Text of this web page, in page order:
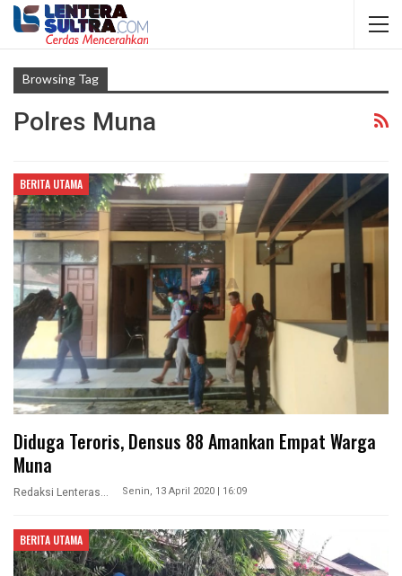
Browsing Tag
Polres Muna
BERITA UTAMA
Diduga Teroris, Densus 88 Amankan Empat Warga
Muna
Senin, 13 April 2020 | 16:09
BERITA UTAMA